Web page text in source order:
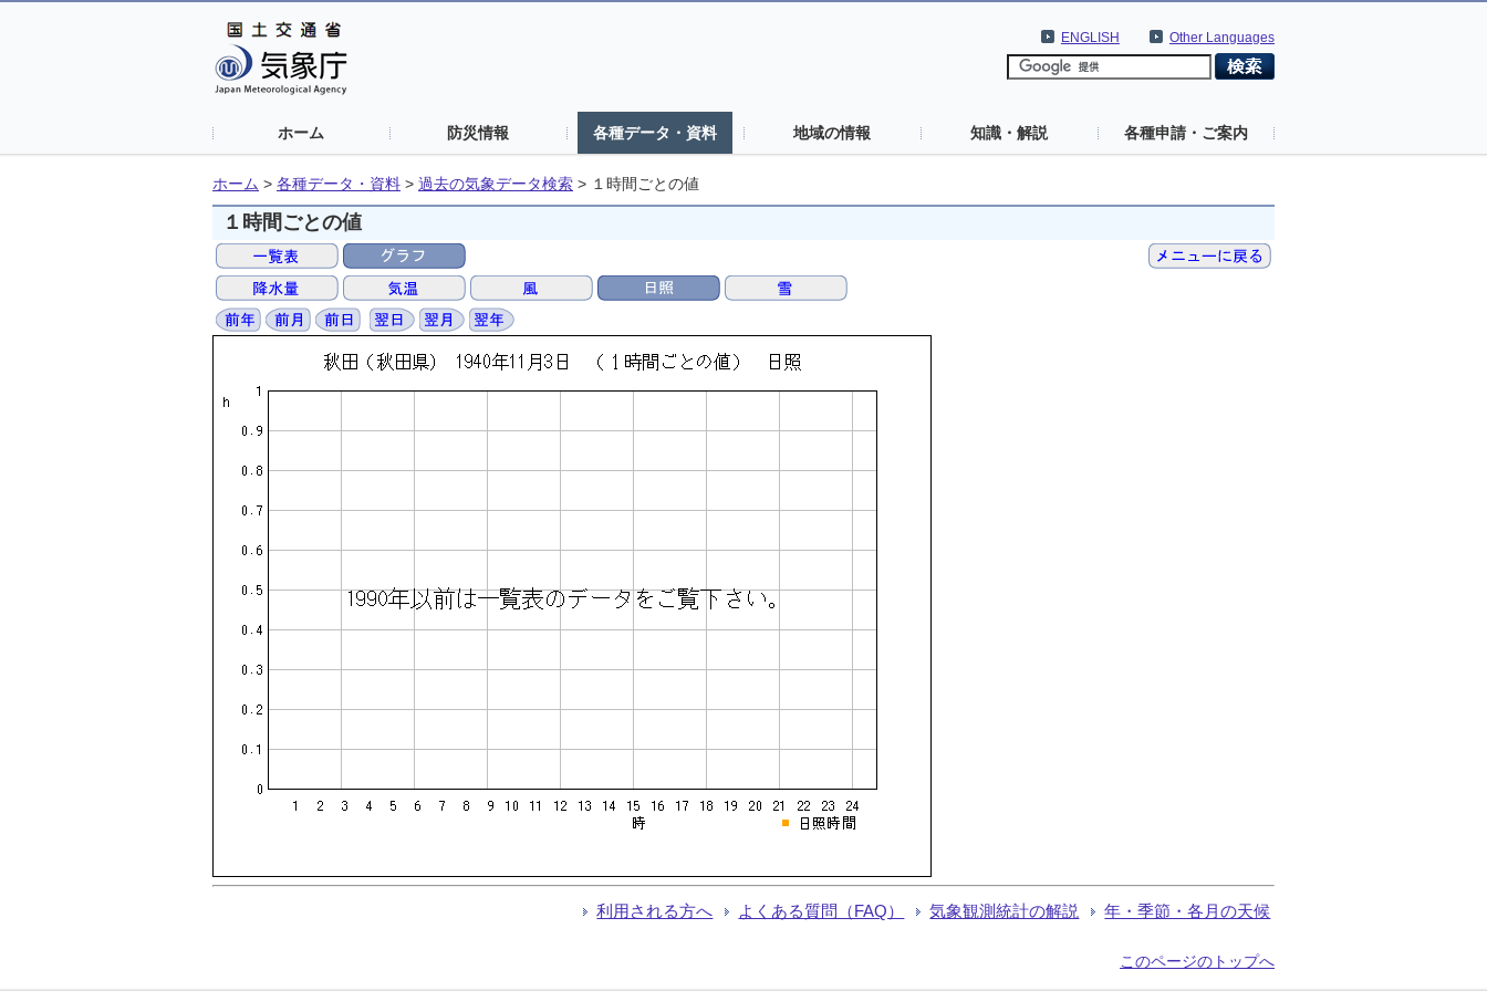
Other Languages
ENGLISH
ホーム 防災情報 各種データ・資料 地域の情報 知識・解説 各種申請・ご案内
ホーム > 各種データ・資料 > 過去の気象データ検索 > １時間ごとの値
１時間ごとの値
利用される方へ よくある質問（FAQ） 気象観測統計の解説 年・季節・各月の天候
このページのトップへ